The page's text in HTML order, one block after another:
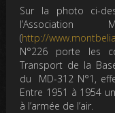
Sur la photo ci-
l’Association
(http://
N°226 porte les
Transport de la
du MD-312 N°1,
Entre 1951 à 1954
à l’armée de l’air.